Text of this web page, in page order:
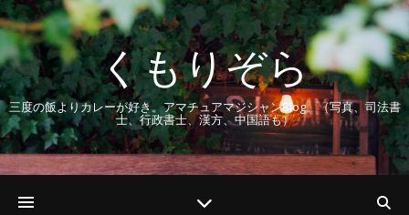
くもりぞら
三度の飯よりカレーが好き。アマチュアマジシャンBlog。（写真、司法書
士、行政書士、漢方、中国語も）